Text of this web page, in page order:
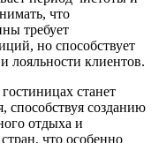
что
требует
но способствует
лояльности клиентов.
станет
способствуя созданию
отдыха и
что особенно